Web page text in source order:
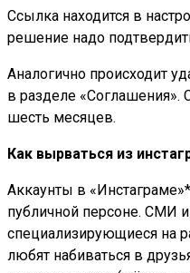
Ссылка находится в
решение надо
Аналогично происходит
в разделе «Соглашения».
шесть месяцев.
Как вырваться из
Аккаунты в
публичной персоне. СМИ
специализирующиеся на
любят набиваться в